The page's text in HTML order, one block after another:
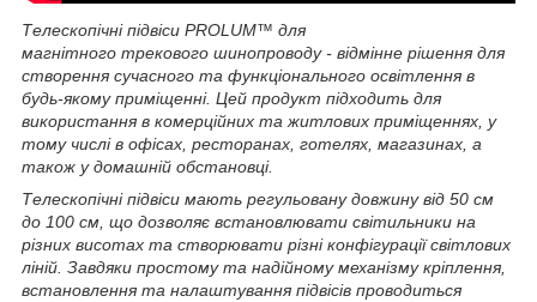
Телескопічні підвіси PROLUM™ для
магнітного трекового шинопроводу - відмінне рішення для
створення сучасного та функціонального освітлення в
будь-якому приміщенні. Цей продукт підходить для
використання в комерційних та житлових приміщеннях, у
тому числі в офісах, ресторанах, готелях, магазинах, а
також у домашній обстановці.
Телескопічні підвіси мають регульовану довжину від 50 см
до 100 см, що дозволяє встановлювати світильники на
різних висотах та створювати різні конфігурації світлових
ліній. Завдяки простому та надійному механізму кріплення,
встановлення та налаштування підвісів проводиться